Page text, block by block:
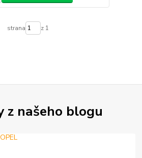
strana z 1
z našeho blogu